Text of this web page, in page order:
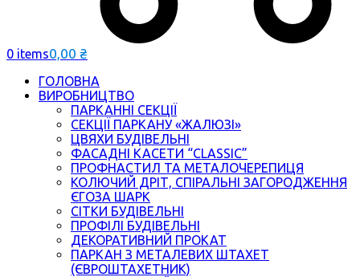
0 items0,00 ₴
ГОЛОВНА
ВИРОБНИЦТВО
ПАРКАННІ СЕКЦІЇ
СЕКЦІЇ ПАРКАНУ «ЖАЛЮЗІ»
ЦВЯХИ БУДІВЕЛЬНІ
ФАСАДНІ КАСЕТИ “CLASSIC”
ПРОФНАСТИЛ ТА МЕТАЛОЧЕРЕПИЦЯ
КОЛЮЧИЙ ДРІТ, СПІРАЛЬНІ ЗАГОРОДЖЕННЯ
ЄГОЗА ШАРК
СІТКИ БУДІВЕЛЬНІ
ПРОФІЛІ БУДІВЕЛЬНІ
ДЕКОРАТИВНИЙ ПРОКАТ
ПАРКАН З МЕТАЛЕВИХ ШТАХЕТ
(ЄВРОШТАХЕТНИК)